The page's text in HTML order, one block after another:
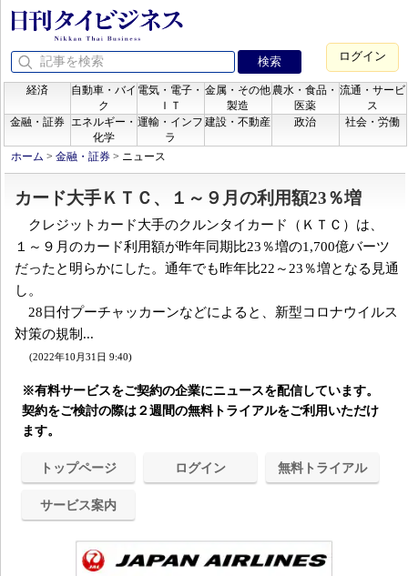
ログイン
経済
自動車・バイ
ク
電気・電子・
ＩＴ
金属・その他
製造
農水・食品・
医薬
流通・サービ
ス
金融・証券
エネルギー・
化学
運輸・インフ
ラ
建設・不動産 政治 社会・労働
ホーム > 金融・証券 > ニュース
カード大手ＫＴＣ、１～９月の利用額23％増
クレジットカード大手のクルンタイカード（ＫＴＣ）は、
１～９月のカード利用額が昨年同期比23％増の1,700億バーツ
だったと明らかにした。通年でも昨年比22～23％増となる見通
し。
28日付プーチャッカーンなどによると、新型コロナウイルス
対策の規制...
(2022年10月31日 9:40)
※有料サービスをご契約の企業にニュースを配信しています。
契約をご検討の際は２週間の無料トライアルをご利用いただけ
ます。
トップページ ログイン 無料トライアル
サービス案内